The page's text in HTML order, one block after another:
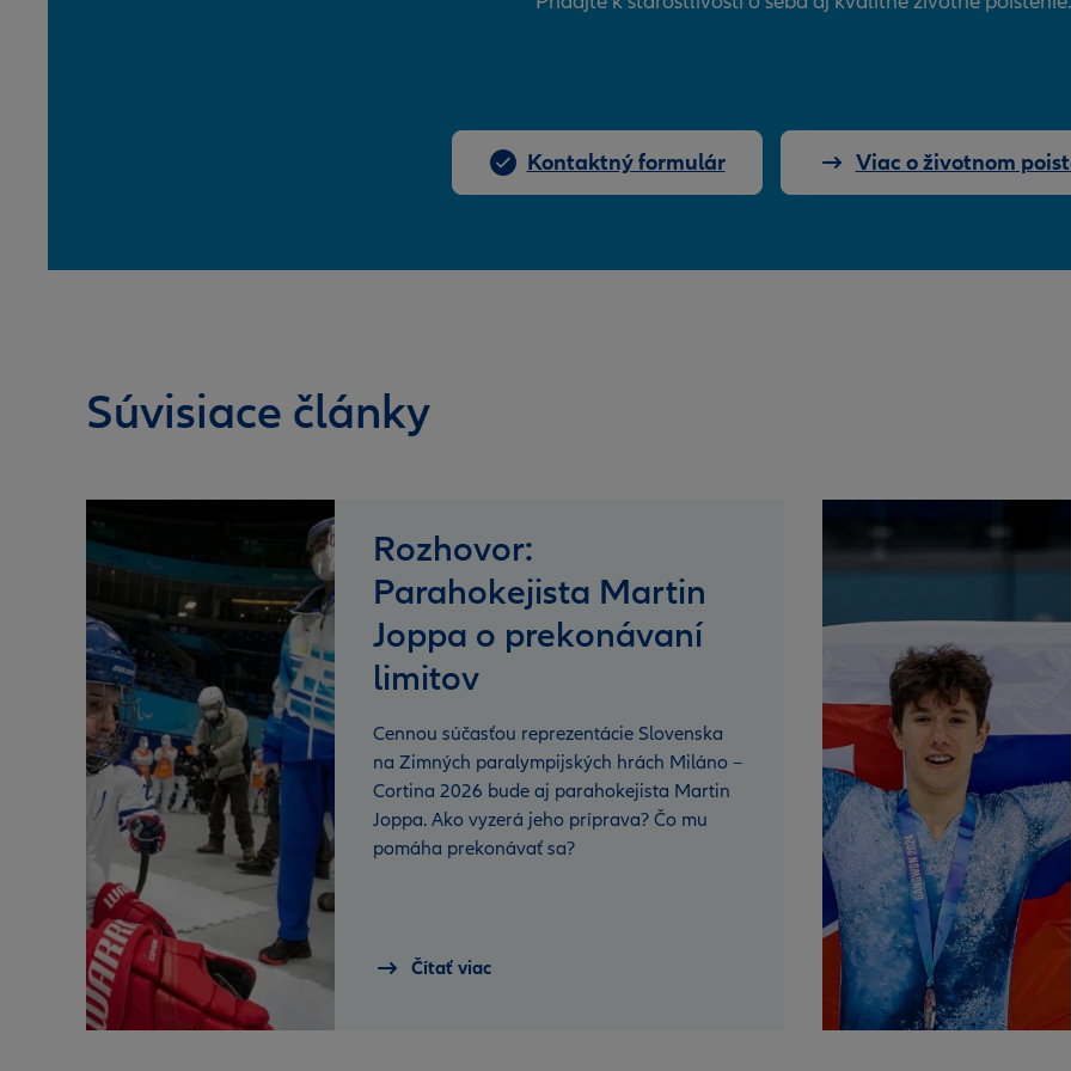
Kontaktný formulár Viac o životnom
Súvisiace články
Rozhovor:
Parahokejista Martin
Joppa o prekonávaní
limitov
Cennou súčasťou reprezentácie Slovenska
na Zimných paralympijských hrách Miláno –
Cortina 2026 bude aj parahokejista Martin
Joppa. Ako vyzerá jeho príprava? Čo mu
pomáha prekonávať sa?
Čítať viac